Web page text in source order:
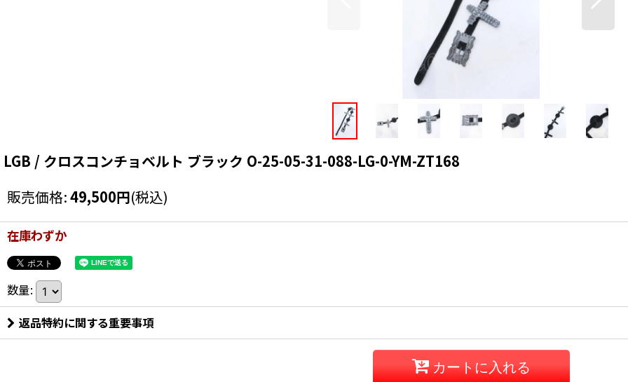
LGB / クロスコンチョベルト ブラック O-25-05-31-088-LG-0-YM-ZT168
販売価格:49,500円(税込)
在庫わずか
数量:
返品特約に関する重要事項
カートに入れる